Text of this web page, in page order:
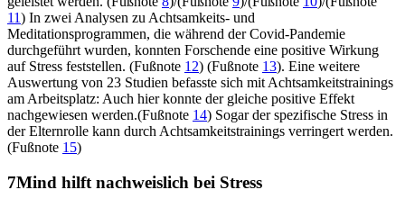
11) In zwei Analysen zu Achtsamkeits- und
Meditationsprogrammen, die während der Covid-Pandemie
durchgeführt wurden, konnten Forschende eine positive Wirkung
auf Stress feststellen. (Fußnote 12) (Fußnote 13). Eine weitere
Auswertung von 23 Studien befasste sich mit Achtsamkeitstrainings
am Arbeitsplatz: Auch hier konnte der gleiche positive Effekt
nachgewiesen werden.(Fußnote 14) Sogar der spezifische Stress in
der Elternrolle kann durch Achtsamkeitstrainings verringert werden.
(Fußnote 15)
7Mind hilft nachweislich bei Stress